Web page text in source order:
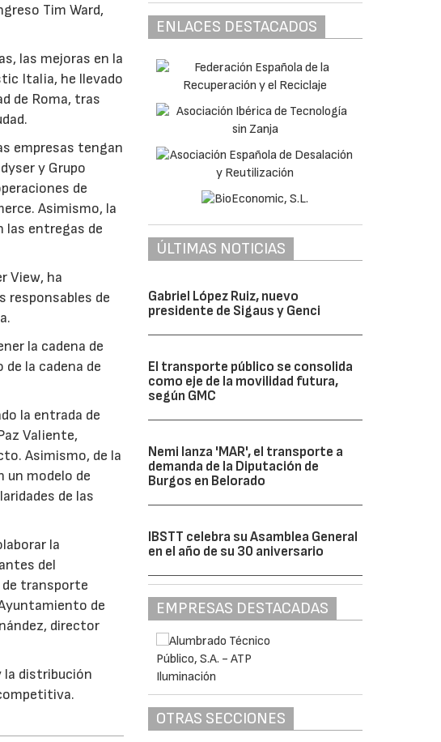
Tim Ward,
las mejoras en la
Italia, he llevado
de Roma, tras
empresas tengan
y Grupo
de
Asimismo, la
las entregas de
View, ha
responsables de
la cadena de
la cadena de
la entrada de
Valiente,
Asimismo, de la
un modelo de
de las
la
del
de transporte
de
director
la distribución
ENLACES DESTACADOS
ÚLTIMAS NOTICIAS
Gabriel López Ruiz, nuevo
presidente de Sigaus y Genci
El transporte público se consolida
como eje de la movilidad futura,
según GMC
Nemi lanza 'MAR', el transporte a
demanda de la Diputación de
Burgos en Belorado
IBSTT celebra su Asamblea General
en el año de su 30 aniversario
EMPRESAS DESTACADAS
OTRAS SECCIONES